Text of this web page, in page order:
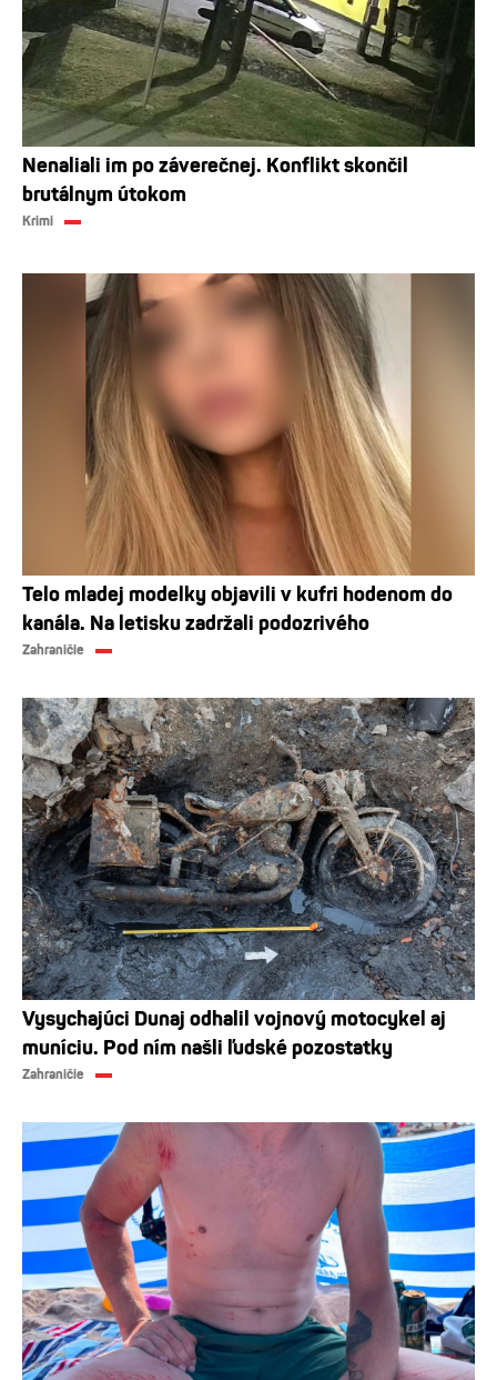
Nenaliali im po záverečnej. Konflikt skončil
brutálnym útokom
Krimi
Telo mladej modelky objavili v kufri hodenom do
kanála. Na letisku zadržali podozrivého
Zahraničie
Vysychajúci Dunaj odhalil vojnový motocykel aj
muníciu. Pod ním našli ľudské pozostatky
Zahraničie